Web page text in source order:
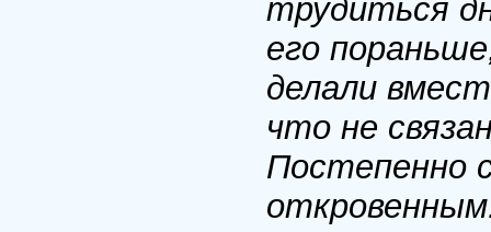
трудиться
его
делали
что не
Постепенно